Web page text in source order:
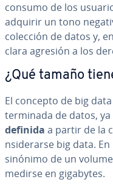
consumo de los
adquirir un tono
co­le­c­ción de datos y,
clara agresión a los
¿Qué tamaño
El concepto de big
te­r­mi­na­da de datos,
definida a partir de la
n­si­de­rar­se big data.
sinónimo de un
medirse en gigabytes.